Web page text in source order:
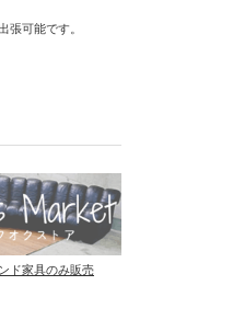
張可能です。
ド家具のみ販売